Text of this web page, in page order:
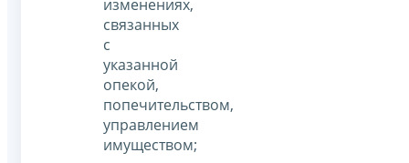
изменениях,
связанных
с
указанной
опекой,
попечительством,
управлением
имуществом;